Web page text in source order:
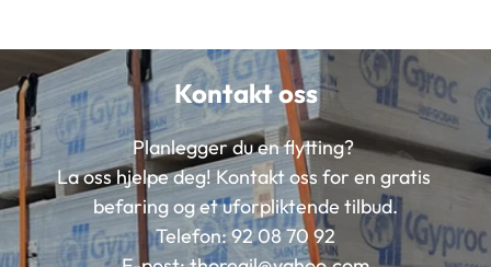
Kontakt oss
Planlegger du en flytting?
La oss hjelpe deg! Kontakt oss for en gratis
befaring og et uforpliktende tilbud.
Telefon: 92 08 70 92